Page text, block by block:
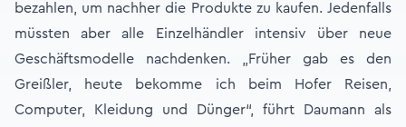
bezahlen, um nachher die Produkte zu kaufen. Jedenfalls
müssten aber alle Einzelhändler intensiv über neue
Geschäftsmodelle nachdenken. „Früher gab es den
Greißler, heute bekomme ich beim Hofer Reisen,
Computer, Kleidung und Dünger“, führt Daumann als